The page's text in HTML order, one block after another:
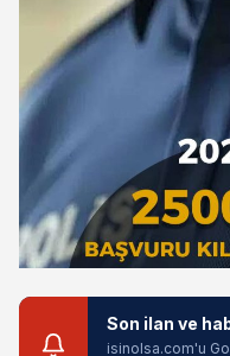
Son ilan ve
isinolsa.com'u